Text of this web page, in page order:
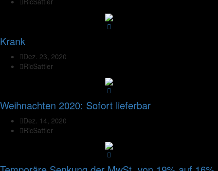
Krank
Dez. 23, 2020
RicSattler
Weihnachten 2020: Sofort lieferbar
Dez. 14, 2020
RicSattler